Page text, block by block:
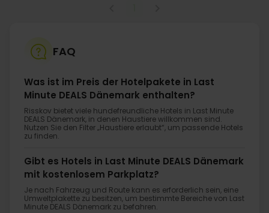
FAQ
Was ist im Preis der Hotelpakete in Last
Minute DEALS Dänemark enthalten?
Risskov bietet viele hundefreundliche Hotels in Last Minute
DEALS Dänemark, in denen Haustiere willkommen sind.
Nutzen Sie den Filter „Haustiere erlaubt“, um passende Hotels
zu finden.
Gibt es Hotels in Last Minute DEALS Dänemark
mit kostenlosem Parkplatz?
Je nach Fahrzeug und Route kann es erforderlich sein, eine
Umweltplakette zu besitzen, um bestimmte Bereiche von Last
Minute DEALS Dänemark zu befahren.